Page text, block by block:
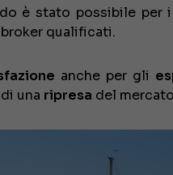
è stato possibile per
qualificati.
anche per gli
una ripresa del